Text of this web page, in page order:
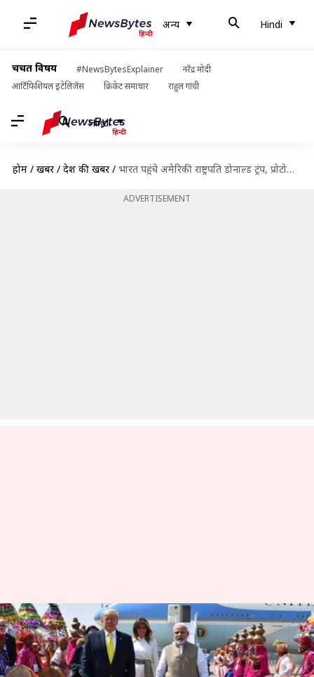
अन्य Hindi
चर्चित विषय #NewsBytesExplainer
नरेंद्र मोदी
आर्टिफिशियल इंटेलिजेंस
क्रिकेट समाचार राहुल गांधी
Hindi
होम / खबरें / देश की खबरें / भारत पहुंचे अमेरिकी राष्ट्रपति डोनाल्ड ट्रंप, प्रोटोकॉल तोड़ प्रधानमंत्री मोदी ने किया स्वागत
ADVERTISEMENT
भारत पहुंचे अमेरिकी राष्ट्रपति डोनाल्ड
ट्रंप, प्रोटोकॉल तोड़ प्रधानमंत्री मोदी ने
किया स्वागत